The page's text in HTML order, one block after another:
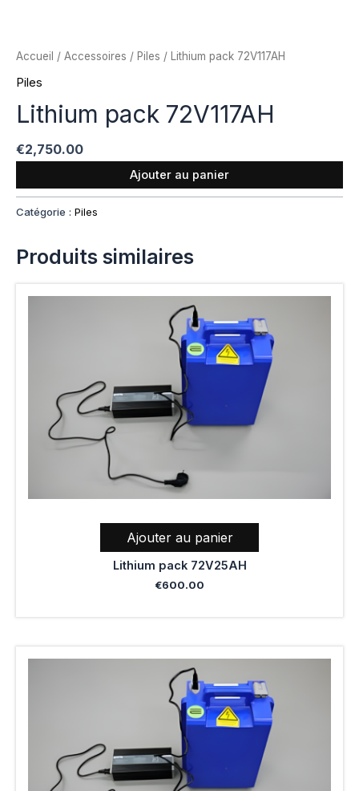
Accueil / Accessoires / Piles / Lithium pack 72V117AH
Piles
Lithium pack 72V117AH
€2,750.00
Ajouter au panier
Catégorie : Piles
Produits similaires
Lithium pack 72V25AH
€600.00
Ajouter au panier